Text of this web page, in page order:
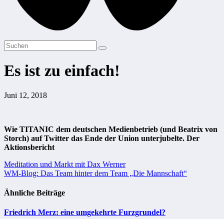
Es ist zu einfach!
Juni 12, 2018
Wie TITANIC dem deutschen Medienbetrieb (und Beatrix von
Storch) auf Twitter das Ende der Union unterjubelte. Der
Aktionsbericht
Beitragsnavigation
Meditation und Markt mit Dax Werner
WM-Blog: Das Team hinter dem Team „Die Mannschaft“
Ähnliche Beiträge
Friedrich Merz: eine umgekehrte Furzgrundel?